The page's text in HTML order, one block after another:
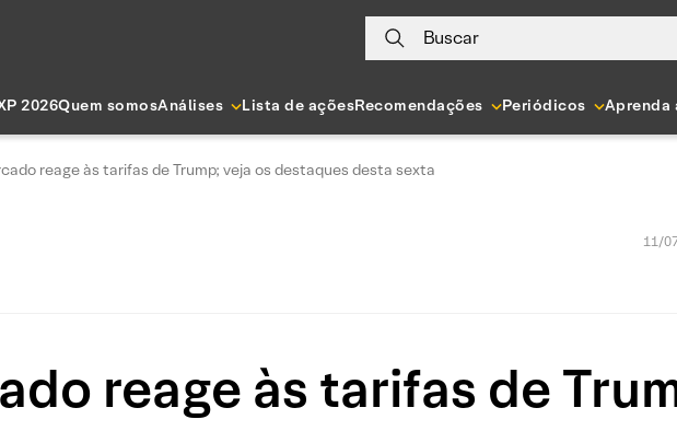
Buscar
2026Quem somosAnálises Lista de açõesRecomendações Periódicos Aprenda
reage às tarifas de Trump; veja os destaques desta sexta
11/
reage às tarifas de